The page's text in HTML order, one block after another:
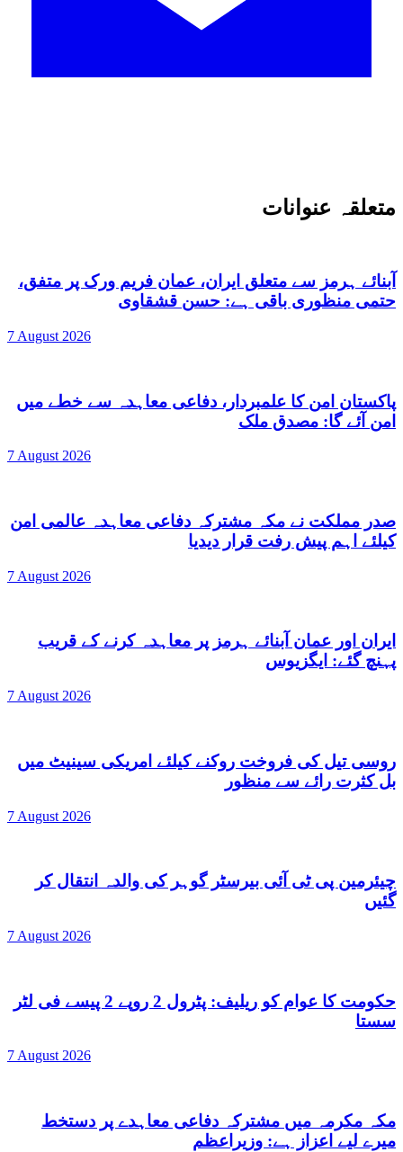
متعلقہ عنوانات
آبنائے ہرمز سے متعلق ایران، عمان فریم ورک پر متفق،
حتمی منظوری باقی ہے: حسن قشقاوی
7 August 2026
پاکستان امن کا علمبردار، دفاعی معاہدہ سے خطے میں
امن آئے گا: مصدق ملک
7 August 2026
صدر مملکت نے مکہ مشترکہ دفاعی معاہدہ عالمی امن
کیلئے اہم پیش رفت قرار دیدیا
7 August 2026
ایران اور عمان آبنائے ہرمز پر معاہدہ کرنے کے قریب
پہنچ گئے: ایگزیوس
7 August 2026
روسی تیل کی فروخت روکنے کیلئے امریکی سینیٹ میں
بل کثرت رائے سے منظور
7 August 2026
چیئرمین پی ٹی آئی بیرسٹر گوہر کی والدہ انتقال کر
گئیں
7 August 2026
حکومت کا عوام کو ریلیف: پٹرول 2 روپے 2 پیسے فی لٹر
سستا
7 August 2026
مکہ مکرمہ میں مشترکہ دفاعی معاہدے پر دستخط
میرے لیے اعزاز ہے: وزیراعظم